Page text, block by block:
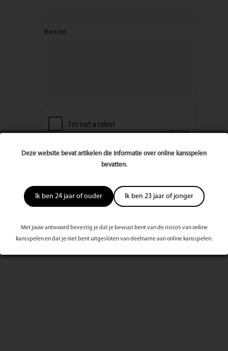
Deze website bevat artikelen die informatie over online kansspelen
bevatten.
Ik ben 24 jaar of ouder Ik ben 23 jaar of jonger
Met jouw antwoord bevestig je dat je bewust bent van de risico’s van online
kansspelen en dat je niet bent uitgesloten van deelname aan online kansspelen.
Bericht
Meest bekeken dit kwartaal